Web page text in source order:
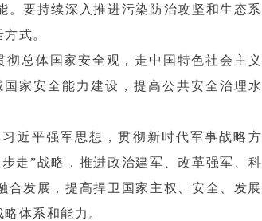
要持续深入推进污染防治攻坚和生态系
式。
总体国家安全观，走中国特色社会主义
家安全能力建设，提高公共安全治理水
近平强军思想，贯彻新时代军事战略方
走”战略，推进政治建军、改革强军、科
发展，提高捍卫国家主权、安全、发展
体系和能力。